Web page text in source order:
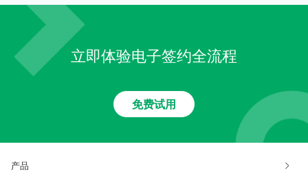
立即体验电子签约全流程
免费试用
产品